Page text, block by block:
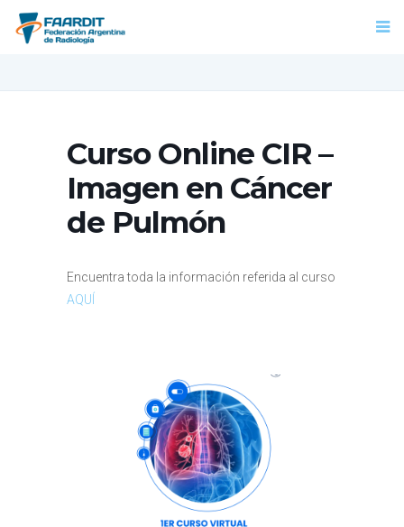
Curso Online CIR –
Imagen en Cáncer
de Pulmón
Encuentra toda la información referida al curso
AQUÍ